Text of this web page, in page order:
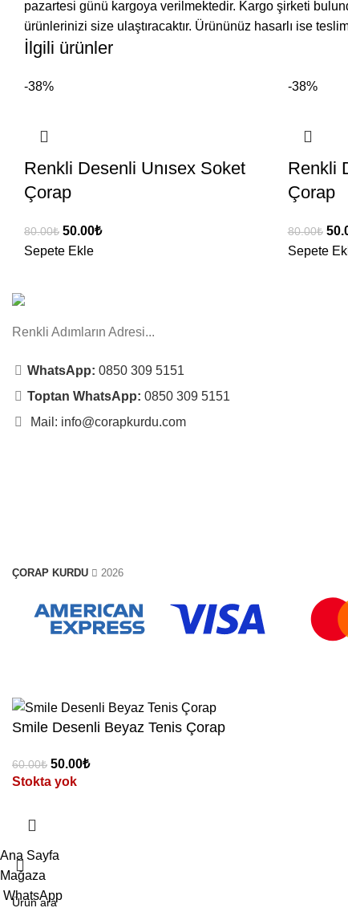
pazartesi günü kargoya verilmektedir. Kargo şirketi
ürünlerinizi size ulaştıracaktır. Ürününüz hasarlı ise
İlgili ürünler
-38%
Renkli Desenli Unısex Soket
Çorap
80.00₺ 50.00₺
Sepete Ekle
-38%
Renkli
Çorap
80.00₺
Sepete
Renkli Adımların Adresi...
WhatsApp: 0850 309 5151
Toptan WhatsApp: 0850 309 5151
Mail: info@corapkurdu.com
ÇORAP KURDU 2026
Smile Desenli Beyaz Tenis Çorap
60.00₺ 50.00₺
Stokta yok
Ana Sayfa
Mağaza
WhatsApp